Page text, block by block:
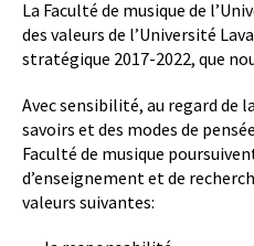
La Faculté de musique de
des valeurs de l’Université
stratégique 2017-2022, que
Avec sensibilité, au regard de
savoirs et des modes de
Faculté de musique
d’enseignement et de
valeurs suivantes: